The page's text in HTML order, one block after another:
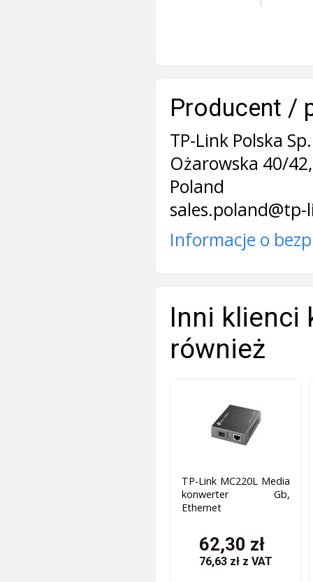
Producent /
TP-Link Polska
Ożarowska 40/
Poland
Informacje o
Inni klienci
również
TP-Link MC220L Media
konwerter Gb,
Ethernet
62,30 zł
76,63 zł z VAT